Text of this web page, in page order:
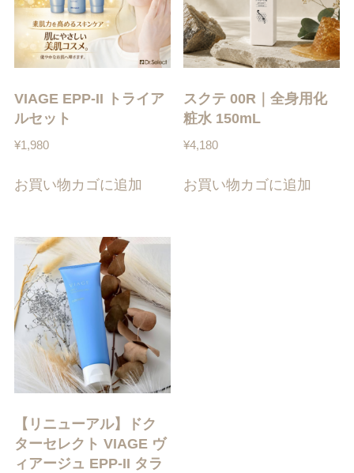
VIAGE EPP-II トライア
ルセット
¥1,980
お買い物カゴに追加
スクテ 00R｜全身用化
粧水 150mL
¥4,180
お買い物カゴに追加
【リニューアル】ドク
ターセレクト VIAGE ヴ
ィアージュ EPP-II タラ